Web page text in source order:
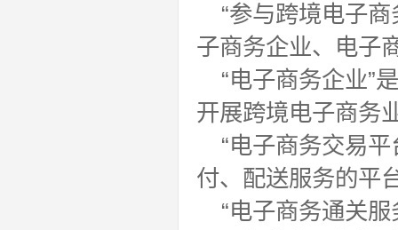
“参与跨境电子
子商务企业、电子
“电子商务企业”
开展跨境电子商务
“电子商务交易
付、配送服务的平
“电子商务通关